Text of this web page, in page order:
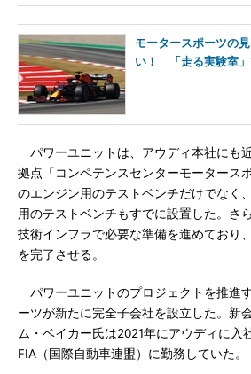
モータースポーツの
い！ 「走る実験室」
パワーユニットは、アウディ本社にも
拠点「コンペテンスセンターモータース
のエンジン用のテストベンチだけでなく
用のテストベンチもすでに設置した。さ
技術インフラで必要な準備を進めており
を完了させる。
パワーユニットのプロジェクトを推進
ーツが新たに完全子会社を設立した。新
ム・ベイカー氏は2021年にアウディに入
FIA（国際自動車連盟）に勤務していた。